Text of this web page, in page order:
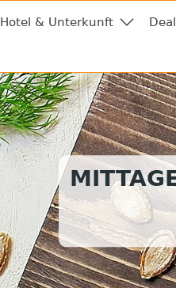
Hotel & Unterkunft